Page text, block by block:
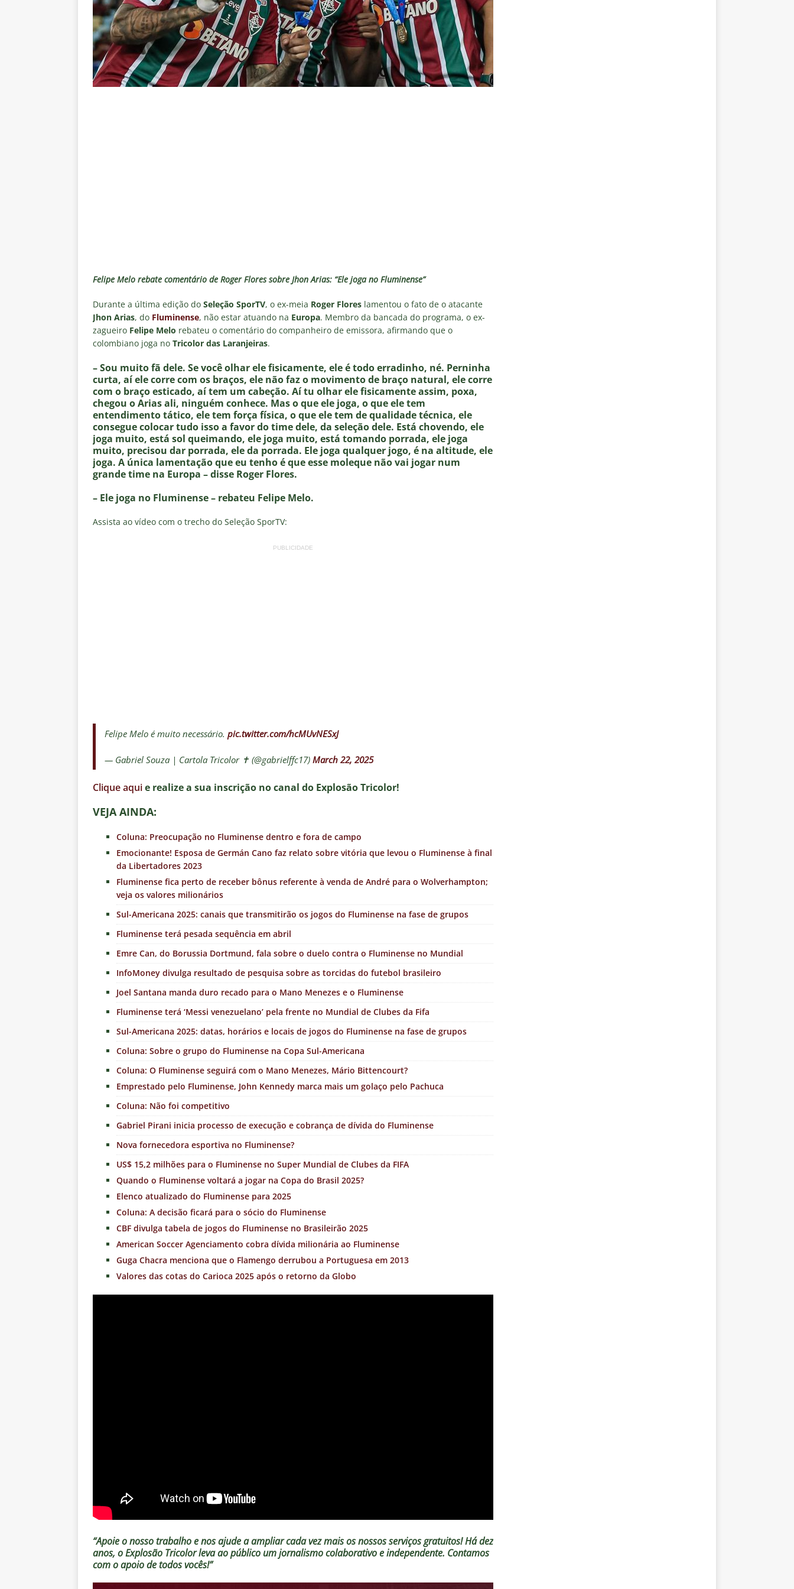
Rivadavia
NOTÍCIAS
[ 7 de agosto de 2026 ] Urgente: Fluminense revela resultados dos exames de John Kennedy
NOTÍCIAS
[ 7 de agosto de 2026 ] Rivadavia anuncia reforço de peso para enfrentar o Fluminense na
Libertadores
NOTÍCIAS
[ 7 de agosto de 2026 ]
ALERTA DEMOCRÁTICO: Especulações sobre “candidato tampão” no
Fluminense revelam toxicidade política e acendem sinal vermelho para fraude eleitoral
COLUNAS
[ 7 de agosto de 2026 ] Botafogo x Fluminense: onde assistir ao vivo, horário e escalações do
clássico decisivo pelo Brasileirão Feminino
NOTÍCIAS
[ 7 de agosto de 2026 ]
Fluminense fecha sede social às pressas nesta sexta-feira; saiba o motivo
real
NOTÍCIAS
[ 7 de agosto de 2026 ] Crise política no Fluminense: Frente Ampla Tricolor publica análise dura
sobre a “decomposição” das Torcidas Organizadas e cooptação pela gestão
NOTÍCIAS
Felipe Melo rebate comentário de Roger Flores sobre Jhon Arias: “Ele joga no Fluminense”
Durante a última edição do Seleção SporTV, o ex-meia Roger Flores lamentou o fato de o atacante
Jhon Arias, do Fluminense, não estar atuando na Europa. Membro da bancada do programa, o ex-
zagueiro Felipe Melo rebateu o comentário do companheiro de emissora, afirmando que o
colombiano joga no Tricolor das Laranjeiras.
– Sou muito fã dele. Se você olhar ele fisicamente, ele é todo erradinho, né. Perninha
curta, aí ele corre com os braços, ele não faz o movimento de braço natural, ele corre
com o braço esticado, aí tem um cabeção. Aí tu olhar ele fisicamente assim, poxa,
chegou o Arias ali, ninguém conhece. Mas o que ele joga, o que ele tem
entendimento tático, ele tem força física, o que ele tem de qualidade técnica, ele
consegue colocar tudo isso a favor do time dele, da seleção dele. Está chovendo, ele
joga muito, está sol queimando, ele joga muito, está tomando porrada, ele joga
muito, precisou dar porrada, ele da porrada. Ele joga qualquer jogo, é na altitude, ele
joga. A única lamentação que eu tenho é que esse moleque não vai jogar num
grande time na Europa – disse Roger Flores.
– Ele joga no Fluminense – rebateu Felipe Melo.
Assista ao vídeo com o trecho do Seleção SporTV:
PUBLICIDADE
Felipe Melo é muito necessário. pic.twitter.com/hcMUvNESxJ
— Gabriel Souza | Cartola Tricolor ✝️ (@gabrielffc17) March 22, 2025
Clique aquie realize a sua inscrição no canal do Explosão Tricolor!
VEJA AINDA:
Coluna: Preocupação no Fluminense dentro e fora de campo
Emocionante! Esposa de Germán Cano faz relato sobre vitória que levou o Fluminense à final
da Libertadores 2023
Fluminense fica perto de receber bônus referente à venda de André para o Wolverhampton;
veja os valores milionários
Sul-Americana 2025: canais que transmitirão os jogos do Fluminense na fase de grupos
Fluminense terá pesada sequência em abril
Emre Can, do Borussia Dortmund, fala sobre o duelo contra o Fluminense no Mundial
InfoMoney divulga resultado de pesquisa sobre as torcidas do futebol brasileiro
Joel Santana manda duro recado para o Mano Menezes e o Fluminense
Fluminense terá ‘Messi venezuelano’ pela frente no Mundial de Clubes da Fifa
Sul-Americana 2025: datas, horários e locais de jogos do Fluminense na fase de grupos
Coluna: Sobre o grupo do Fluminense na Copa Sul-Americana
Coluna: O Fluminense seguirá com o Mano Menezes, Mário Bittencourt?
Emprestado pelo Fluminense, John Kennedy marca mais um golaço pelo Pachuca
Coluna: Não foi competitivo
Gabriel Pirani inicia processo de execução e cobrança de dívida do Fluminense
Nova fornecedora esportiva no Fluminense?
US$ 15,2 milhões para o Fluminense no Super Mundial de Clubes da FIFA
Quando o Fluminense voltará a jogar na Copa do Brasil 2025?
Elenco atualizado do Fluminense para 2025
Coluna: A decisão ficará para o sócio do Fluminense
CBF divulga tabela de jogos do Fluminense no Brasileirão 2025
American Soccer Agenciamento cobra dívida milionária ao Fluminense
Guga Chacra menciona que o Flamengo derrubou a Portuguesa em 2013
Valores das cotas do Carioca 2025 após o retorno da Globo
“Apoie o nosso trabalho e nos ajude a ampliar cada vez mais os nossos serviços gratuitos!Há dez
anos, o Explosão Tricolor leva ao público um jornalismo colaborativo e independente. Contamos
com o apoio de todos vocês!”